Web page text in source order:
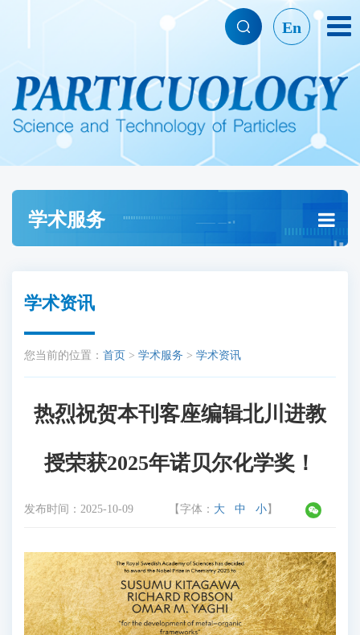
En
学术服务
学术资讯
您当前的位置： 首页 > 学术服务 > 学术资讯
热烈祝贺本刊客座编辑北川进教
授荣获2025年诺贝尔化学奖！
发布时间： 2025-10-09 【字体： 大 中 小 】